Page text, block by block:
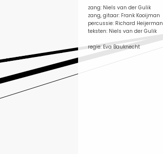
zang: Niels van der Gulik
zang, gitaar: Frank Kooijman
percussie: Richard Heijerman
teksten: Niels van der Gulik
regie: Eva Bauknecht